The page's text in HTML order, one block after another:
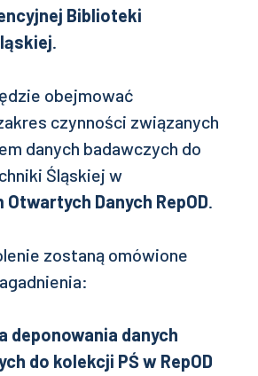
Biblioteki
.
obejmować
czynności związanych
danych badawczych do
Śląskiej w
Danych RepOD.
zostaną omówione
deponowania danych
do kolekcji PŚ w RepOD